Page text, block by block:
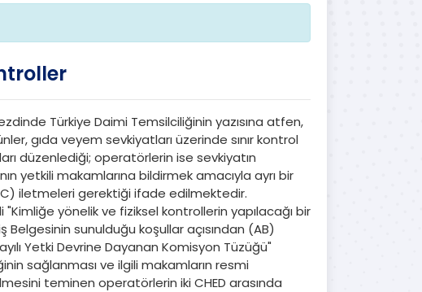
Türkiye Daimi Temsilciliğinin yazısına atfen,
gıda veyem sevkiyatları üzerinde sınır kontrol
düzenlediği; operatörlerin ise sevkiyatın
yetkili makamlarına bildirmek amacıyla ayrı bir
iletmeleri gerektiği ifade edilmektedir.
"Kimliğe yönelik ve fiziksel kontrollerin yapılacağı bir
Belgesinin sunulduğu koşullar açısından (AB)
Yetki Devrine Dayanan Komisyon Tüzüğü"
sağlanması ve ilgili makamların resmi
teminen operatörlerin iki CHED arasında